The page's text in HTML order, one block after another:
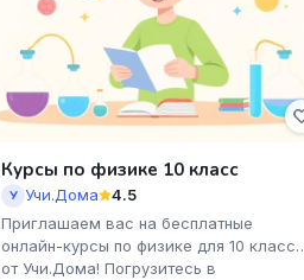
Курсы по физике 10 класс
У Учи.Дома
4.5
Приглашаем вас на бесплатные
онлайн-курсы по физике для 10 класса
от Учи.Дома! Погрузитесь в